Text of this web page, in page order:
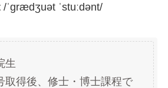
/ˈɡrædʒuət ˈstuːdənt/
生
取得後、修士・博士課程で